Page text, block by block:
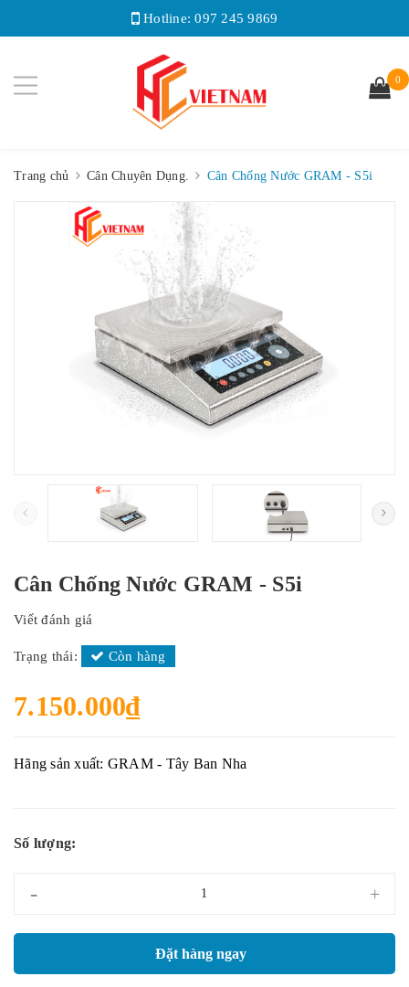
Hotline:097 245 9869
0
Trang chủ Cân Chuyên Dụng. Cân Chống Nước GRAM - S5i
Cân Chống Nước GRAM - S5i
Viết đánh giá
Trạng thái: Còn hàng
7.150.000₫
Hãng sản xuất: GRAM - Tây Ban Nha
Số lượng:
- +
Đặt hàng ngay